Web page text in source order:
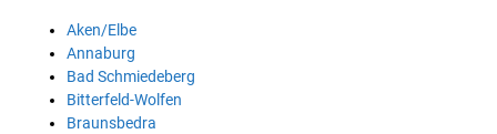
Aken/Elbe
Annaburg
Bad Schmiedeberg
Bitterfeld-Wolfen
Braunsbedra